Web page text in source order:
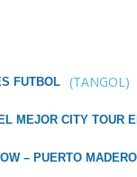
FUTBOL (TANGOL)
MEJOR CITY TOUR
– PUERTO MADERO